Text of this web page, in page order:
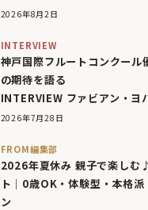
2026年8月2日
INTERVIEW
神戸国際フルートコンクール
の期待を語る
INTERVIEW ファビアン・ヨ
2026年7月28日
FROM編集部
2026年夏休み 親子で楽しむ
ト｜0歳OK・体験型・本格
ン